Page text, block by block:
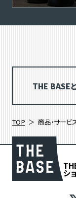
THE BASE
TOP 商品・サービ
シ